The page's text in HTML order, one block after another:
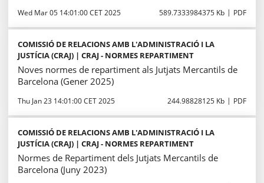
Wed Mar 05 14:01:00 CET 2025 589.7333984375 Kb PDF
COMISSIÓ DE RELACIONS AMB L'ADMINISTRACIÓ I LA
JUSTÍCIA (CRAJ) | CRAJ - NORMES REPARTIMENT
Noves normes de repartiment als Jutjats Mercantils de
Barcelona (Gener 2025)
Thu Jan 23 14:01:00 CET 2025 244.98828125 Kb PDF
COMISSIÓ DE RELACIONS AMB L'ADMINISTRACIÓ I LA
JUSTÍCIA (CRAJ) | CRAJ - NORMES REPARTIMENT
Normes de Repartiment dels Jutjats Mercantils de
Barcelona (Juny 2023)